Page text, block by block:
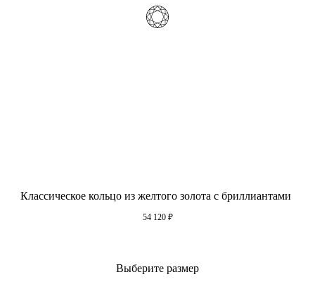
Классическое кольцо из желтого золота с бриллиантами
54 120 ₽
Выберите размер